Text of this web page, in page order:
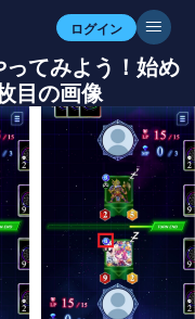
ログイン
てみよう！始め
目の画像